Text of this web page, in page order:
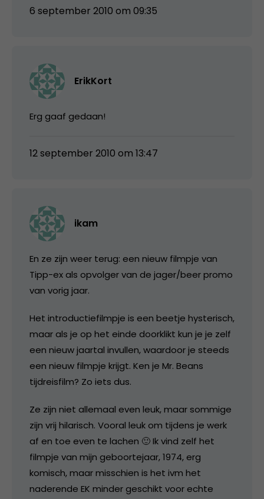
6 september 2010 om 09:35
ErikKort
Erg gaaf gedaan!
12 september 2010 om 13:47
ikam
En ze zijn weer terug: een nieuw filmpje van
Tipp-ex als opvolger van de jager/beer promo
van vorig jaar.
Het introductiefilmpje is een beetje hysterisch,
maar als je op het einde doorklikt kun je je zelf
een nieuw jaartal invullen, waardoor je steeds
een nieuw filmpje krijgt. Ken je Mr. Beans
tijdreisfilm? Zo iets dus.
Ze zijn niet allemaal even leuk, maar sommige
zijn vrij hilarisch. Vooral leuk om tijdens je werk
af en toe even te lachen 🙂 Ik vind zelf het
filmpje van mijn geboortejaar, 1974, erg
komisch, maar misschien is het ivm het
naderende EK minder geschikt voor echte